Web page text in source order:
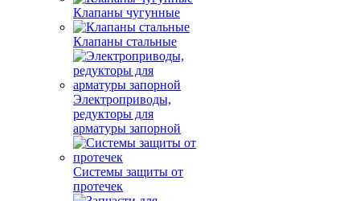
Клапаны чугунные
Клапаны стальные
Электроприводы,
редукторы для
арматуры запорной
Системы защиты от
протечек